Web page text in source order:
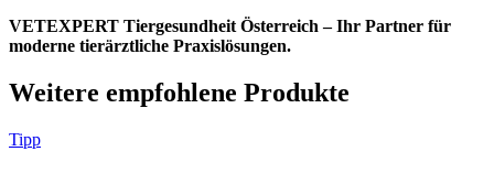
VETEXPERT Tiergesundheit Österreich – Ihr Partner für
moderne tierärztliche Praxislösungen.
Weitere empfohlene Produkte
Tipp